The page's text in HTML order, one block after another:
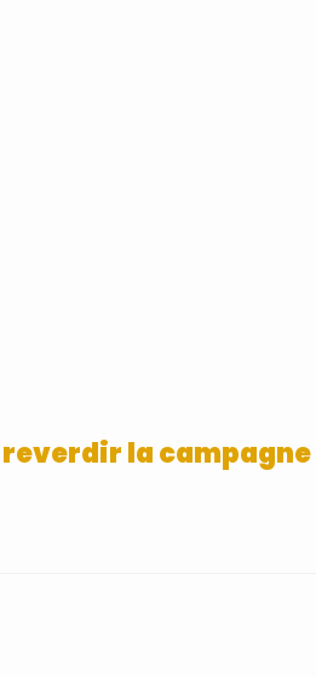
la campagne